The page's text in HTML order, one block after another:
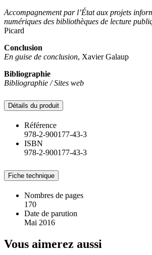
Accompagnement par l’État aux projets
numériques des bibliothèques de lecture
Picard
Conclusion
En guise de conclusion, Xavier Galaup
Bibliographie
Bibliographie / Sites web
Détails du produit
Référence
978-2-900177-43-3
ISBN
978-2-900177-43-3
Fiche technique
Nombres de pages
170
Date de parution
Mai 2016
Vous aimerez aussi